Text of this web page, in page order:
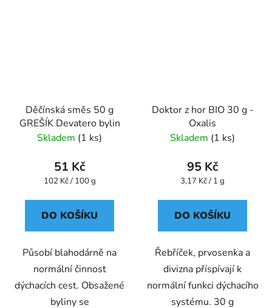
Děčínská směs 50 g
GREŠÍK Devatero bylin
Skladem (1 ks)
51 Kč
Měrná
102 Kč / 100 g
DO KOŠÍKU
Působí blahodárně na
normální činnost
dýchacích cest. Obsažené
byliny se
Doktor z hor BIO 30 g -
Oxalis
Skladem (1 ks)
95 Kč
Měrná
3,17 Kč / 1 g
DO KOŠÍKU
Řebříček, prvosenka a
divizna příspívají k
normální funkci dýchacího
systému. 30 g